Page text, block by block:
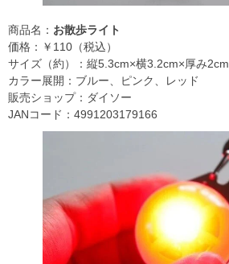
商品名： お散歩ライト
価格：￥110（税込）
サイズ（約）：縦5.3cm×横3.2cm×厚み2cm
カラー展開：ブルー、ピンク、レッド
販売ショップ：ダイソー
JANコード：4991203179166